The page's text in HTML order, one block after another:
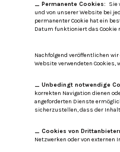
_ Permanente Cookies: Sie
und von unserer Website bei
permanenter Cookie hat ein
Datum funktioniert das Cookie
Nachfolgend veröffentlichen
Website verwendeten Cookies,
_ Unbedingt notwendige
korrekten Navigation dienen
angeforderten Dienste
sicherzustellen, dass der
_ Cookies von
Netzwerken oder von externen